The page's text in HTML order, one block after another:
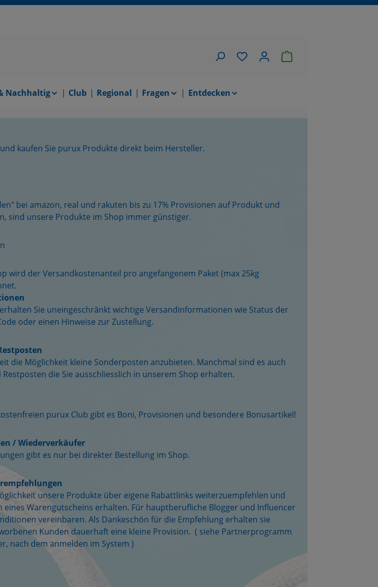
Du hast 0 Produkte auf dem Merkzettel
Warenkorb
Nachhaltig Club Regional Fragen Entdecken
kaufen Sie purux Produkte direkt beim Hersteller.
bei amazon, real und rakuten bis zu 17% Provisionen auf Produkt und
sind unsere Produkte im Shop immer günstiger.
wird der Versandkostenanteil pro angefangenem Paket (max 25kg
Sie uneingeschränkt wichtige Versandinformationen wie Status der
oder einen Hinweise zur Zustellung.
die Möglichkeit kleine Sonderposten anzubieten. Manchmal sind es auch
die Sie ausschliesslich in unserem Shop erhalten.
purux Club gibt es Boni, Provisionen und besondere Bonusartikel!
/ Wiederverkäufer
gibt es nur bei direkter Bestellung im Shop.
unsere Produkte über eigene Rabattlinks weiterzuempfehlen und
eines Warengutscheins erhalten. Für hauptberufliche Blogger und Influencer
vereinbaren. Als Dankeschön für die Empfehlung erhalten sie
Kunden dauerhaft eine kleine Provision. ( siehe Partnerprogramm
nach dem anmelden im System )